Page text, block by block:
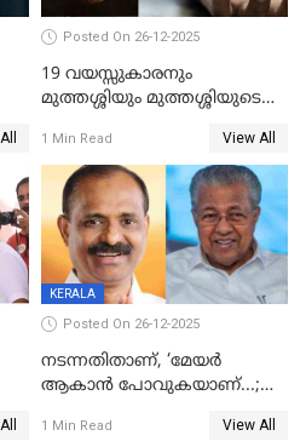
Posted On 26-12-2025
19 വയസ്സുകാരനും
മുത്തശ്ശിയും മുത്തശ്ശിയുടെ
മരിച്ചനിലയിൽ
1 Min Read View All
KERALA
Posted On 26-12-2025
നടന്നതിതാണ്, ‘മേയർ
ആകാൻ പോവുകയാണ്...;
മുഖ്യമന്ത്രിയുടെ ഓഫീസ്
1 Min Read View All